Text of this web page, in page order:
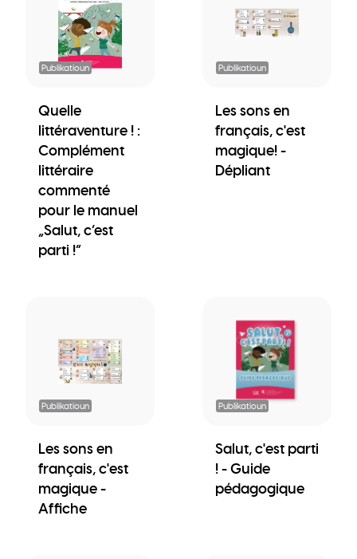
Publikatioun
Quelle
littéraventure ! :
Complément
littéraire
commenté
pour le manuel
„Salut, c’est
parti !“
Publikatioun
Les sons en
français, c'est
magique! -
Dépliant
Publikatioun
Les sons en
français, c'est
magique -
Affiche
Publikatioun
Salut, c'est parti
! - Guide
pédagogique